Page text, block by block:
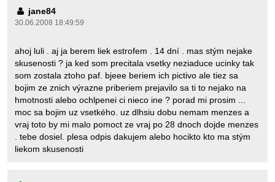
jane84
30.06.2008 18:49:59
ahoj luli . aj ja berem liek estrofem . 14 dní . mas stým nejake
skusenosti ? ja ked som precitala vsetky neziaduce ucinky tak
som zostala ztoho paf. bjeee beriem ich pictivo ale tiez sa
bojim ze znich výrazne priberiem prejavilo sa ti to nejako na
hmotnosti alebo ochlpenei ci nieco ine ? porad mi prosim ...
moc sa bojim uz vsetkého. uz dlhsiu dobu nemam menzes a
vraj toto by mi malo pomoct ze vraj po 28 dnoch dojde menzes
. tebe dosiel. plesa odpis dakujem alebo hocikto kto ma stým
liekom skusenosti